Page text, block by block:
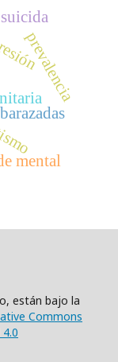
prevalencia
mental
están bajo la
Commons